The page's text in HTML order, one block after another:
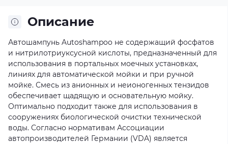
Описание
Автошампунь Autoshampoo не содержащий фосфатов
и нитрилотриуксусной кислоты, предназначенный для
использования в портальных моечных установках,
линиях для автоматической мойки и при ручной
мойке. Смесь из анионных и неионогенных тензидов
обеспечивает щадящую и основательную мойку.
Оптимально подходит также для использования в
сооружениях биологической очистки технической
воды. Согласно нормативам Ассоциации
автопроизводителей Германии (VDA) является